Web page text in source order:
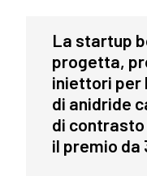
La startup
progetta,
iniettori per
di anidride
di
il premio da